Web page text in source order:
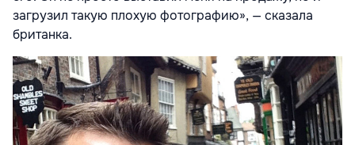
загрузил такую плохую фотографию», — сказала
британка.